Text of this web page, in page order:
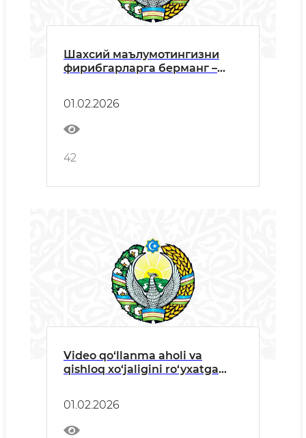
Шахсий маълумотингизни
фирибгарларга берманг –
01.02.2026
42
Video qo‘llanma aholi va
qishloq xo‘jaligini ro‘yxatga
01.02.2026